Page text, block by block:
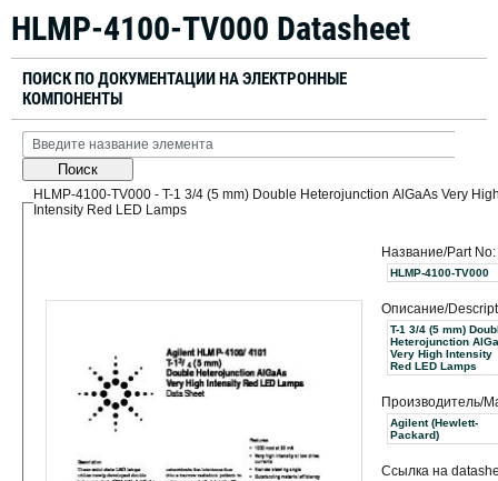
HLMP-4100-TV000 Datasheet
ПОИСК ПО ДОКУМЕНТАЦИИ НА ЭЛЕКТРОННЫЕ
КОМПОНЕНТЫ
Поиск
HLMP-4100-TV000 - T-1 3/4 (5 mm) Double Heterojunction AlGaAs Very
Intensity Red LED Lamps
Название/Part No:
HLMP-4100-TV000
Описание/
T-1 3/4 (5 mm)
Heterojunction
Very High Intensity
Red LED Lamps
Производитель/
Agilent (Hewlett-
Packard)
Ссылка на